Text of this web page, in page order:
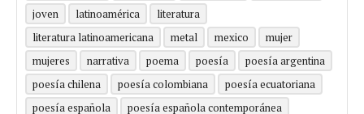
joven
latinoamérica
literatura
literatura latinoamericana
metal mexico
mujer
mujeres
narrativa poema poesía
poesía argentina
poesía chilena
poesía colombiana
poesía ecuatoriana
poesía española
poesía española contemporánea